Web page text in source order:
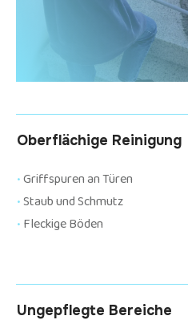
Oberflächige Reinigung
•Griffspuren an Türen
•Staub und Schmutz
•Fleckige Böden
Ungepflegte Bereiche